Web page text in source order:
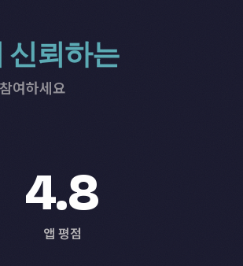
신뢰하는
여하세요
4.8
앱 평점